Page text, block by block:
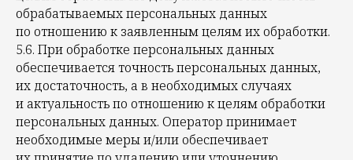
обрабатываемых персональных данных
по отношению к заявленным целям их обработки.
5.6. При обработке персональных данных
обеспечивается точность персональных данных,
их достаточность, а в необходимых случаях
и актуальность по отношению к целям обработки
персональных данных. Оператор принимает
необходимые меры и/или обеспечивает